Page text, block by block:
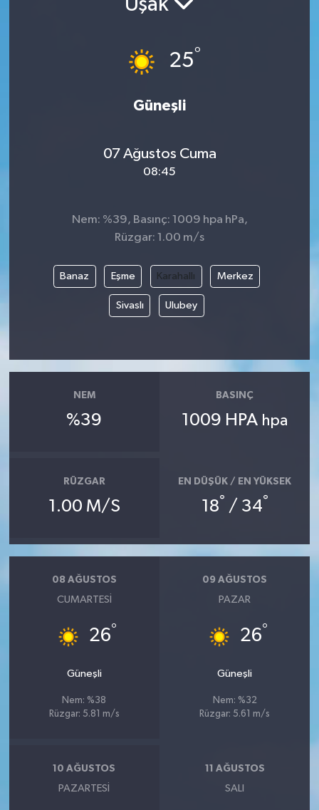
Uşak
25°
Güneşli
07 Ağustos Cuma
08:45
Nem: %39, Basınç: 1009 hpa hPa,
Rüzgar: 1.00 m/s
Banaz Eşme Karahallı Merkez
Sivaslı Ulubey
NEM
%39
BASINÇ
1009 HPA hpa
RÜZGAR
1.00 M/S
EN DÜŞÜK / EN YÜKSEK
18° / 34°
08 AĞUSTOS
CUMARTESI
26°
Güneşli
Nem: %38
Rüzgar: 5.81 m/s
09 AĞUSTOS
PAZAR
26°
Güneşli
Nem: %32
Rüzgar: 5.61 m/s
10 AĞUSTOS
PAZARTESI
11 AĞUSTOS
SALI